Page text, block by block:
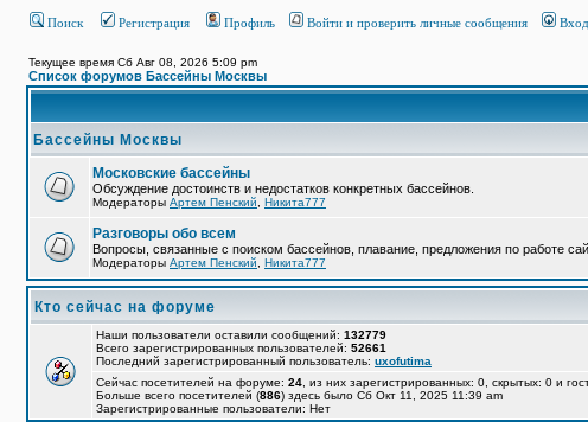
Поиск Регистрация Профиль Войти и проверить личные сообщения Вход
Текущее время Сб Авг 08, 2026 5:09 pm
Список форумов Бассейны Москвы
Бассейны Москвы
Московские бассейны
Обсуждение достоинств и недостатков конкретных бассейнов.
Модераторы Артем Пенский Никита777
Разговоры обо всем
Вопросы, связанные с поиском бассейнов, плавание, предложения по работе
Модераторы Артем Пенский Никита777
Кто сейчас на форуме
Наши пользователи оставили сообщений: 132779
Всего зарегистрированных пользователей: 52661
Последний зарегистрированный пользователь: uxofutima
Сейчас посетителей на форуме: 24 , из них зарегистрированных: 0, скрытых: 0 и
Больше всего посетителей (886) здесь было Сб Окт 11, 2025 11:39 am
Зарегистрированные пользователи: Нет